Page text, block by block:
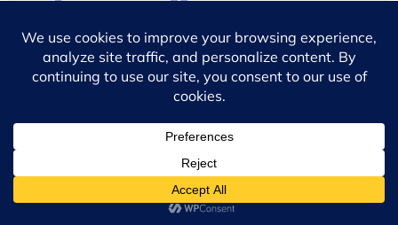
Business
Mission
Buisque curs metus vitae sed pharetra